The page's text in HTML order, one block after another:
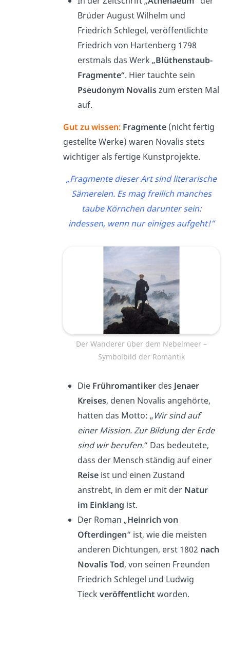
Brüder August Wilhelm und
Friedrich Schlegel, veröffentlichte
Friedrich von Hartenberg 1798
erstmals das Werk „Blüthenstaub-
Fragmente“. Hier tauchte sein
Pseudonym Novaliszum ersten Mal
auf.
Gut zu wissen: Fragmente (nicht fertig
gestellte Werke) waren Novalis stets
wichtiger als fertige Kunstprojekte.
„Fragmente dieser Art sind literarische
Sämereien. Es mag freilich manches
taube Körnchen darunter sein:
indessen, wenn nur einiges aufgeht!“
Der Wanderer über dem Nebelmeer –
Symbolbild der Romantik
Die Frühromantiker des Jenaer
Kreises, denen Novalis angehörte,
hatten das Motto: „Wir sind auf
einer Mission. Zur Bildung der Erde
sind wir berufen.“ Das bedeutete,
dass der Mensch ständig auf einer
Reise ist und einen Zustand
anstrebt, in dem er mit der Natur
im Einklang ist.
Der Roman „Heinrich von
Ofterdingen“ ist, wie die meisten
anderen Dichtungen, erst 1802 nach
Novalis Tod, von seinen Freunden
Friedrich Schlegel und Ludwig
Tieck veröffentlicht worden.